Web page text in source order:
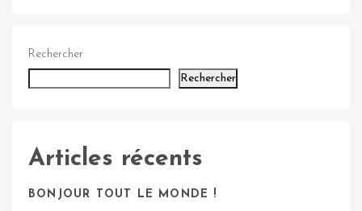
Rechercher
Rechercher
Articles récents
BONJOUR TOUT LE MONDE !